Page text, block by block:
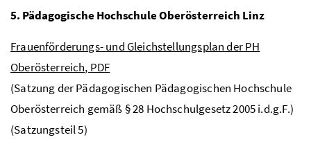
5. Pädagogische Hochschule Oberösterreich Linz
Frauenförderungs- und Gleichstellungsplan der PH
Oberösterreich, PDF
(Satzung der Pädagogischen Pädagogischen Hochschule
Oberösterreich gemäß § 28 Hochschulgesetz 2005i.d.g.F.)
(Satzungsteil 5)